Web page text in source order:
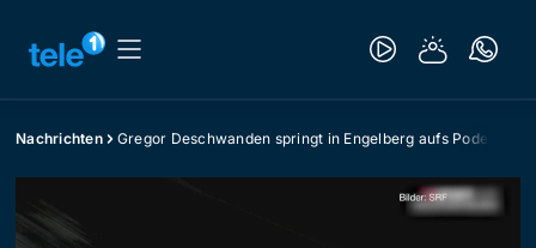
Nachrichten Gregor Deschwanden springt in Engelberg aufs Podest